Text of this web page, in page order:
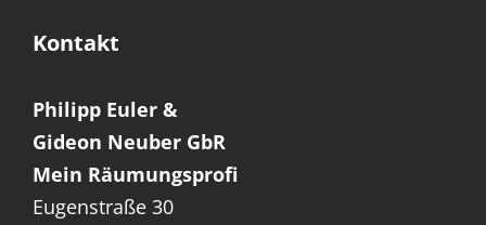
Kontakt
Philipp Euler &
Gideon Neuber GbR
Mein Räumungsprofi
Eugenstraße 30